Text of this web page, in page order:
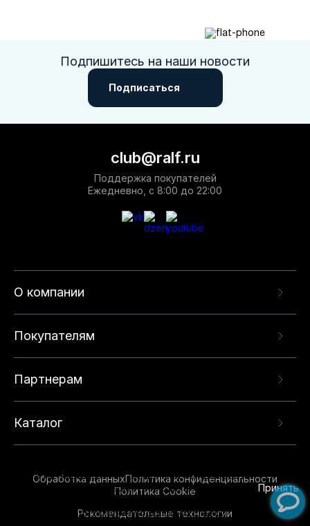
Подпишитесь на наши новости
Подписаться
О компании
Покупателям
Партнерам
Каталог
club@ralf.ru
Поддержка покупателей
Ежедневно, с 8:00 до 22:00
Обработка данныхПолитика конфиденциальности
Политика Cookie
Рекомендательные технологии
опыта на нашем сайте. Продолжая использовать
данный сайт, вы соглашаетесь с использованием
технологий. Для получения дополнительной
Принять